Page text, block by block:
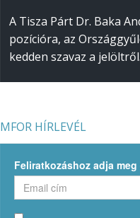
A Tisza Párt Dr. Baka
pozícióra, az
kedden szavaz a jelöltről.
MFOR HÍRLEVÉL
Feliratkozáshoz adja